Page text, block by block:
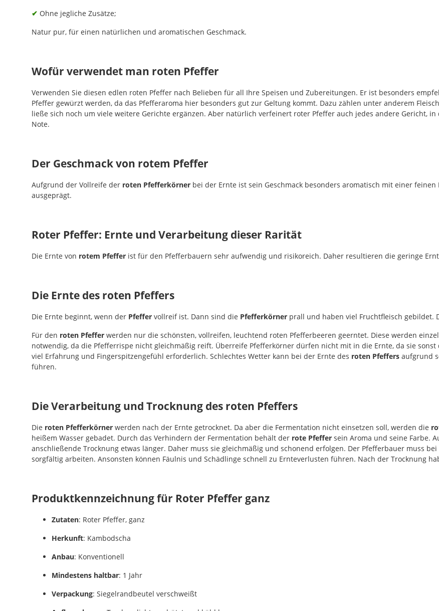
✔ Ohne jegliche Zusätze;
Natur pur, für einen natürlichen und aromatischen Geschmack.
Wofür verwendet man roten Pfeffer
Verwenden Sie diesen edlen roten Pfeffer nach Belieben für all Ihre Speisen und Zubereitungen. Er ist besonders
Pfeffer gewürzt werden, da das Pfefferaroma hier besonders gut zur Geltung kommt. Dazu zählen unter anderem
ließe sich noch um viele weitere Gerichte ergänzen. Aber natürlich verfeinert roter Pfeffer auch jedes andere Gericht,
Note.
Der Geschmack von rotem Pfeffer
Aufgrund der Vollreife der roten Pfefferkörner bei der Ernte ist sein Geschmack besonders aromatisch mit einer
ausgeprägt.
Roter Pfeffer: Ernte und Verarbeitung dieser Rarität
Die Ernte von rotem Pfeffer ist für den Pfefferbauern sehr aufwendig und risikoreich. Daher resultieren die geringe
Die Ernte des roten Pfeffers
Die Ernte beginnt, wenn der Pfeffer vollreif ist. Dann sind die Pfefferkörner prall und haben viel Fruchtfleisch gebildet.
Für den roten Pfeffer werden nur die schönsten, vollreifen, leuchtend roten Pfefferbeeren geerntet. Diese werden
notwendig, da die Pfefferrispe nicht gleichmäßig reift. Überreife Pfefferkörner dürfen nicht mit in die Ernte, da sie
viel Erfahrung und Fingerspitzengefühl erforderlich. Schlechtes Wetter kann bei der Ernte des roten Pfeffers aufgrund
führen.
Die Verarbeitung und Trocknung des roten Pfeffers
Die roten Pfefferkörner werden nach der Ernte getrocknet. Da aber die Fermentation nicht einsetzen soll, werden die
heißem Wasser gebadet. Durch das Verhindern der Fermentation behält der rote Pfeffer sein Aroma und seine Farbe.
anschließende Trocknung etwas länger. Daher muss sie gleichmäßig und schonend erfolgen. Der Pfefferbauer muss
sorgfältig arbeiten. Ansonsten können Fäulnis und Schädlinge schnell zu Ernteverlusten führen. Nach der Trocknung
Produktkennzeichnung für Roter Pfeffer ganz
Zutaten: Roter Pfeffer, ganz
Herkunft: Kambodscha
Anbau: Konventionell
Mindestens haltbar: 1 Jahr
Verpackung: Siegelrandbeutel verschweißt